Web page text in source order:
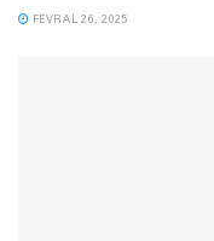
FEVRAL 26, 2025